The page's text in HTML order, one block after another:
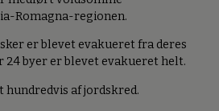
Romagna-regionen.
er blevet evakueret fra deres
24 byer er blevet evakueret helt.
af jordskred.